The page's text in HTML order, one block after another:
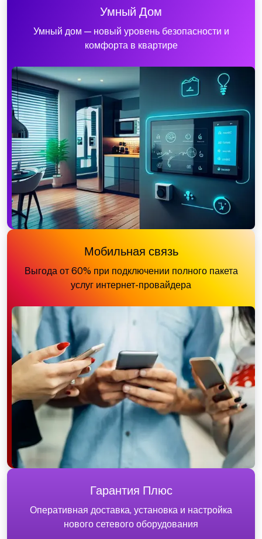
Умный Дом
Умный дом — новый уровень безопасности и
комфорта в квартире
Мобильная связь
Выгода от 60% при подключении полного пакета
услуг интернет-провайдера
Гарантия Плюс
Оперативная доставка, установка и настройка
нового сетевого оборудования